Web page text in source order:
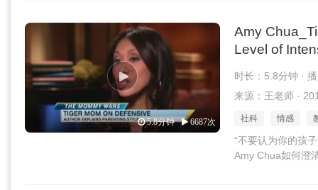
5.8分钟 6687次
Amy
Level of
时长：5.8分钟 ·
来源：王老师 ·
社科 情感
“不要认为你的孩
Amy Chua如何澄